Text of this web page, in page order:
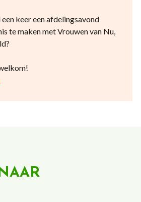
keer een afdelingsavond
te maken met Vrouwen van Nu,